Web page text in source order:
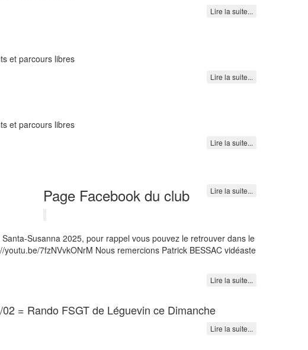
Lire la suite...
et parcours libres
Lire la suite...
et parcours libres
Lire la suite...
Lire la suite...
Susanna 2025, pour rappel vous pouvez le retrouver dans le
7fzNVvkONrM Nous remercions Patrick BESSAC vidéaste
Lire la suite...
= Rando FSGT de Léguevin ce Dimanche
Lire la suite...
Page Facebook du club